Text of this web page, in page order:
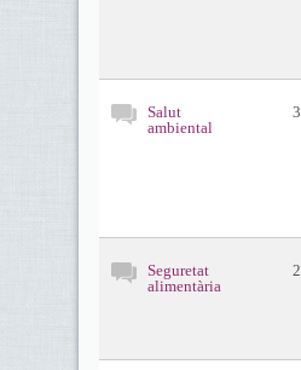
Salut
ambiental
3
Seguretat
alimentària
2